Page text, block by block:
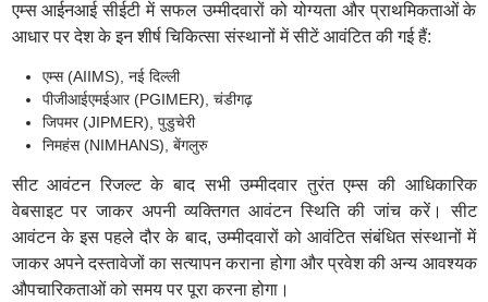
एम्स आईनआई सीईटी में सफल उम्मीदवारों को योग्यता और प्राथमिकताओं के
आधार पर देश के इन शीर्ष चिकित्सा संस्थानों में सीटें आवंटित की गई हैं:
एम्स (AIIMS), नई दिल्ली
पीजीआईएमईआर (PGIMER), चंडीगढ़
जिपमर (JIPMER), पुडुचेरी
निमहंस (NIMHANS), बेंगलुरु
सीट आवंटन रिजल्ट के बाद सभी उम्मीदवार तुरंत एम्स की आधिकारिक
वेबसाइट पर जाकर अपनी व्यक्तिगत आवंटन स्थिति की जांच करें। सीट
आवंटन के इस पहले दौर के बाद, उम्मीदवारों को आवंटित संबंधित संस्थानों में
जाकर अपने दस्तावेजों का सत्यापन कराना होगा और प्रवेश की अन्य आवश्यक
औपचारिकताओं को समय पर पूरा करना होगा।